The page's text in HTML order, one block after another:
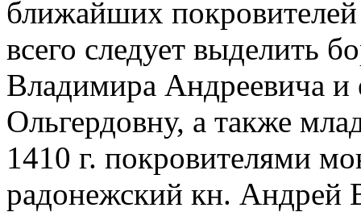
ближайших
всего следует выделить
Владимира Андреевича и
Ольгердовну, а также
1410 г. покровителями
радонежский кн. Андрей